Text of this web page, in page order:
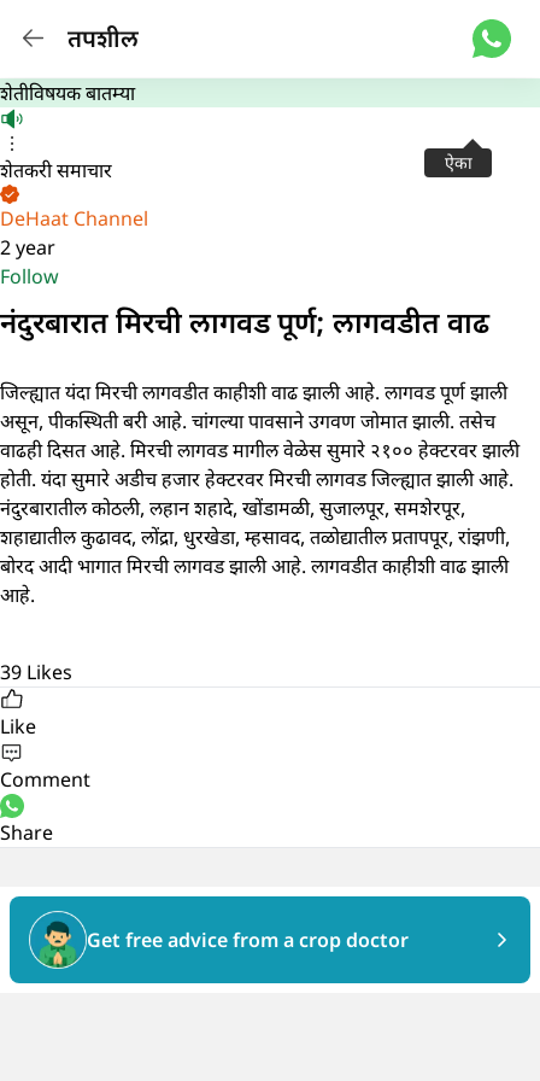
तपशील
ऐका
शेतीविषयक बातम्या
शेतकरी समाचार
DeHaat Channel
2 year
Follow
नंदुरबारात मिरची लागवड पूर्ण; लागवडीत वाढ
जिल्ह्यात यंदा मिरची लागवडीत काहीशी वाढ झाली आहे. लागवड पूर्ण झाली
असून, पीकस्थिती बरी आहे. चांगल्या पावसाने उगवण जोमात झाली. तसेच
वाढही दिसत आहे. मिरची लागवड मागील वेळेस सुमारे २१०० हेक्टरवर झाली
होती. यंदा सुमारे अडीच हजार हेक्टरवर मिरची लागवड जिल्ह्यात झाली आहे.
नंदुरबारातील कोठली, लहान शहादे, खोंडामळी, सुजालपूर, समशेरपूर,
शहाद्यातील कुढावद, लोंद्रा, धुरखेडा, म्हसावद, तळोद्यातील प्रतापपूर, रांझणी,
बोरद आदी भागात मिरची लागवड झाली आहे. लागवडीत काहीशी वाढ झाली
आहे.
39 Likes
Like
Comment
Share
Get free advice from a crop doctor